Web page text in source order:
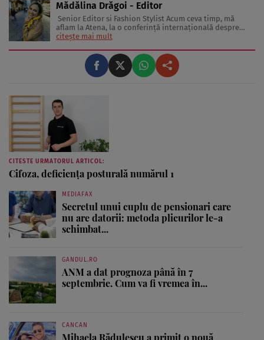
Mădălina Drăgoi - Editor
Senior Editor si Fashion Stylist Acum ceva timp, mă
aflam la Atena, la o conferinţă internaţională despre
frumuseţe şi industria de profil. În sală erau jurnaliste
Multe dintre ele erau parcă scoase din paginile
revistelor pentru ...
citește mai mult
CITESTE URMATORUL ARTICOL:
Cifoza, deficiența posturală numărul 1
MEDIAFAX
Secretul unui cuplu de pensionari care
nu are datorii: metoda plicurilor le-a
schimbat...
GANDUL.RO
ANM a dat prognoza până în 7
septembrie. Cum va fi vremea în...
CANCAN
Mihaela Rădulescu a primit o nouă